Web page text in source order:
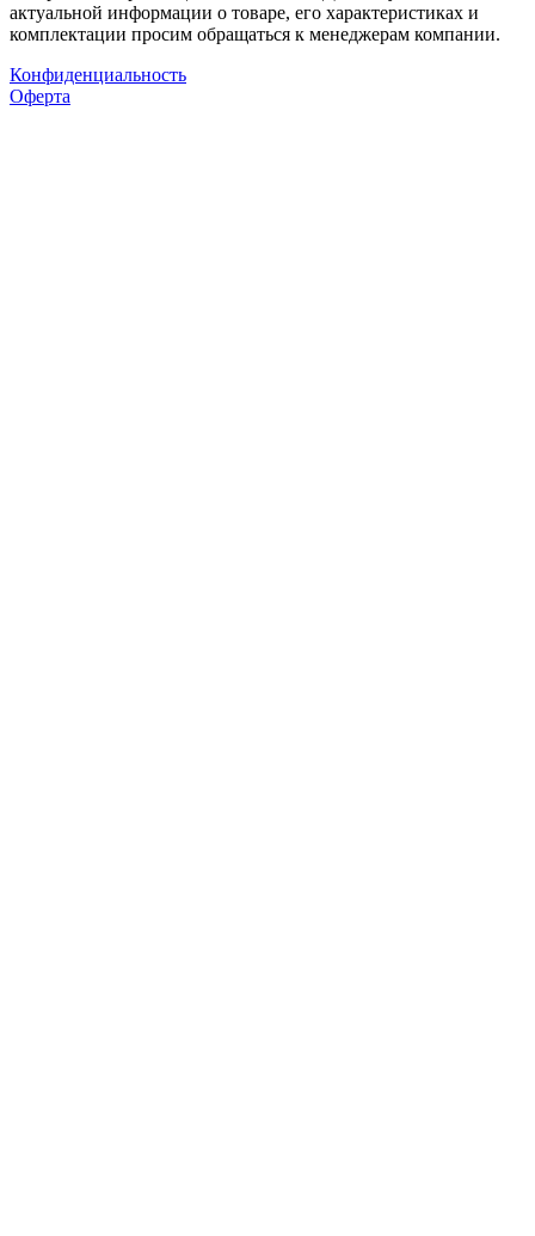
актуальной информации о товаре, его характеристиках и
комплектации просим обращаться к менеджерам компании.
Конфиденциальность
Оферта